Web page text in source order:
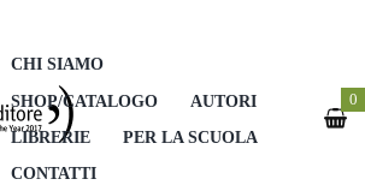
CHI SIAMO
SHOP/CATALOGO
AUTORI
LIBRERIE
PER LA SCUOLA
CONTATTI
0